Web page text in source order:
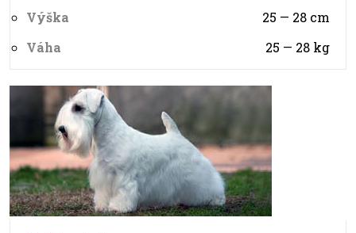
Výška 25 — 28 cm
Váha
25 — 28 kg